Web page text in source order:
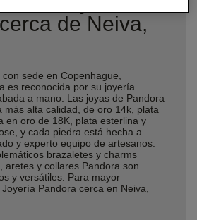
de Neiva,
sede en Copenhague,
es reconocida por su joyería
a mano. Las joyas de Pandora
más alta calidad, de oro 14k, plata
en oro de 18K, plata esterlina y
y cada piedra está hecha a
y experto equipo de artesanos.
brazaletes y charms
aretes y collares Pandora son
y versátiles. Para mayor
Pandora cerca en Neiva,